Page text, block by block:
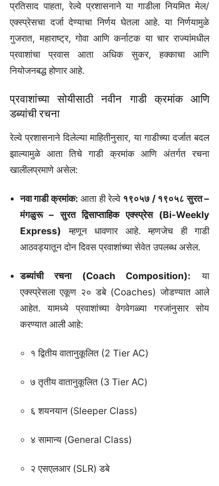
प्रतिसाद पाहता, रेल्वे प्रशासनाने या गाडीला नियमित मेल/
एक्स्प्रेसचा दर्जा देण्याचा निर्णय घेतला आहे. या निर्णयामुळे
गुजरात, महाराष्ट्र, गोवा आणि कर्नाटक या चार राज्यांमधील
प्रवाशांचा प्रवास आता अधिक सुकर, हक्काचा आणि
नियोजनबद्ध होणार आहे.
प्रवाशांच्या सोयीसाठी नवीन गाडी क्रमांक आणि
डब्यांची रचना
रेल्वे प्रशासनाने दिलेल्या माहितीनुसार, या गाडीच्या दर्जात बदल
झाल्यामुळे आता तिचे गाडी क्रमांक आणि अंतर्गत रचना
खालीलप्रमाणे असेल:
नवा गाडी क्रमांक: आता ही रेल्वे १९०५७ / १९०५८ सुरत –
मंगळुरू – सुरत द्विसाप्ताहिक एक्स्प्रेस (Bi-Weekly
Express) म्हणून धावणार आहे. म्हणजेच ही गाडी
आठवड्यातून दोन दिवस प्रवाशांच्या सेवेत उपलब्ध असेल.
डब्यांची रचना (Coach Composition): या
एक्स्प्रेसला एकूण २० डबे (Coaches) जोडण्यात आले
आहेत. यामध्ये प्रवाशांच्या वेगवेगळ्या गरजांनुसार सोय
करण्यात आली आहे:
१ द्वितीय वातानुकूलित (2 Tier AC)
७ तृतीय वातानुकूलित (3 Tier AC)
६ शयनयान (Sleeper Class)
४ सामान्य (General Class)
२ एसएलआर (SLR) डबे